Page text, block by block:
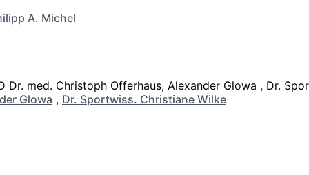
A. Michel
Glowa , Dr. Sportwiss. Christiane Wilke